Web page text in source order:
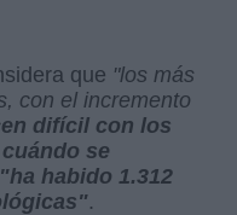
que "los más
con el incremento
difícil con los
se
"ha habido 1.312
.